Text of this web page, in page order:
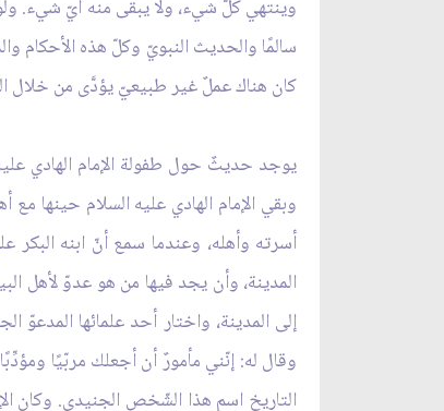
وينتهي كلّ شيء، ولا يبقى منه أيّ شيء.
كان هناك عملٌ غير طبيعيّ يؤدَّى من خلال
وبقي الإمام الهادي عليه السلام حينها
أسرته وأهله، وعندما سمع أنّ ابنه
المدينة، وأن يجد فيها من هو عدوّ لأهل
إلى المدينة، واختار أحد علمائها
وقال له: إنّني مأمورٌ أن أجعلك مربّيًا
التاريخ اسم هذا الشّخص الجنيدي. وكان